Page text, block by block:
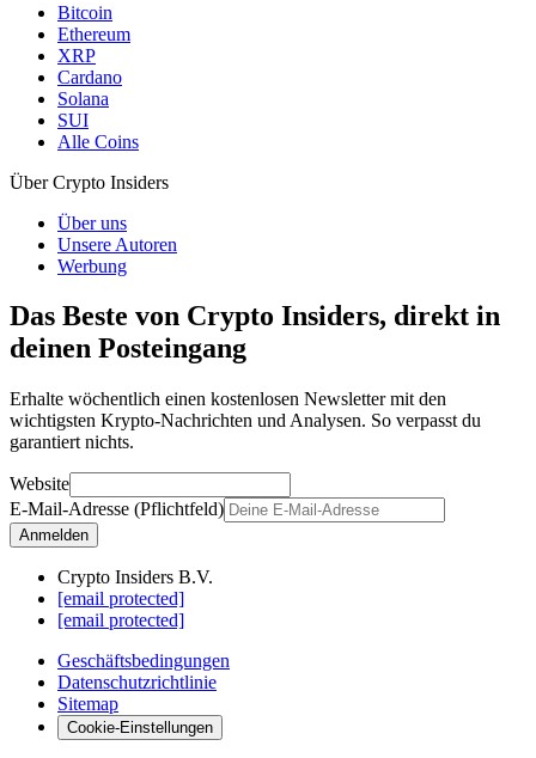
Bitcoin
Ethereum
XRP
Cardano
Solana
SUI
Alle Coins
Über Crypto Insiders
Über uns
Unsere Autoren
Werbung
Das Beste von Crypto Insiders, direkt in
deinen Posteingang
Erhalte wöchentlich einen kostenlosen Newsletter mit den
wichtigsten Krypto-Nachrichten und Analysen. So verpasst du
garantiert nichts.
Website
E-Mail-Adresse (Pflichtfeld)
Anmelden
Crypto Insiders B.V.
[email protected]
[email protected]
Geschäftsbedingungen
Datenschutzrichtlinie
Sitemap
Cookie-Einstellungen